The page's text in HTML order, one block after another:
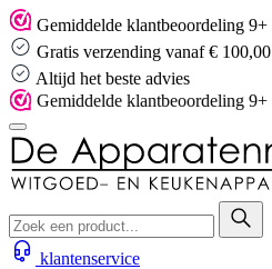
Skip
to
content
Gemiddelde klantbeoordeling 9+
Gratis verzending vanaf € 100,00
Altijd het beste advies
Gemiddelde klantbeoordeling 9+
klantenservice